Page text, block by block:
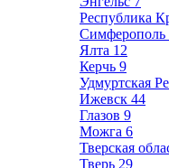
Республика
Симферополь
Ялта 12
Керчь 9
Удмуртская
Ижевск 44
Глазов 9
Можга 6
Тверская
Тверь 29